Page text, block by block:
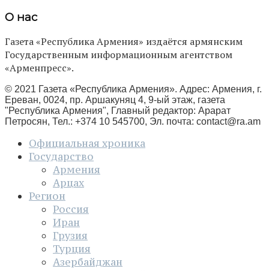
О нас
Газета «Республика Армения» издаётся армянским
Государственным информационным агентством
«Арменпресс».
© 2021 Газета «Республика Армения». Адрес: Армения, г.
Ереван, 0024, пр. Аршакуняц 4, 9-ый этаж, газета
"Республика Армения", Главный редактор: Арарат
Петросян, Тел.: +374 10 545700, Эл. почта: contact@ra.am
Официальная хроника
Государство
Армения
Арцах
Регион
Россия
Иран
Грузия
Турция
Азербайджан